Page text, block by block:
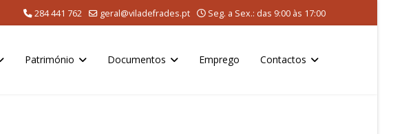
284 441 762 geral@viladefrades.pt Seg. a Sex.: das 9:00 às 17:00
Património Documentos Emprego Contactos